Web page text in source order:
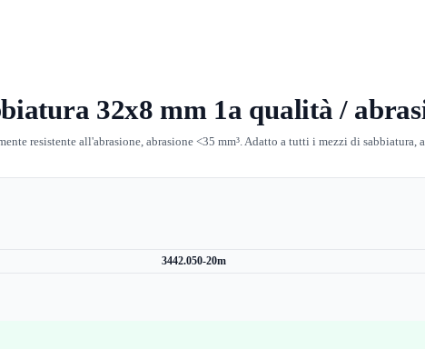
32x8 mm 1a qualità /
resistente all'abrasione, abrasione <35 mm³. Adatto a tutti i mezzi di
3442.050-20m